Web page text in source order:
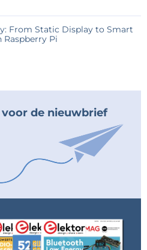
From Static Display to Smart
Raspberry Pi
voor de nieuwbrief